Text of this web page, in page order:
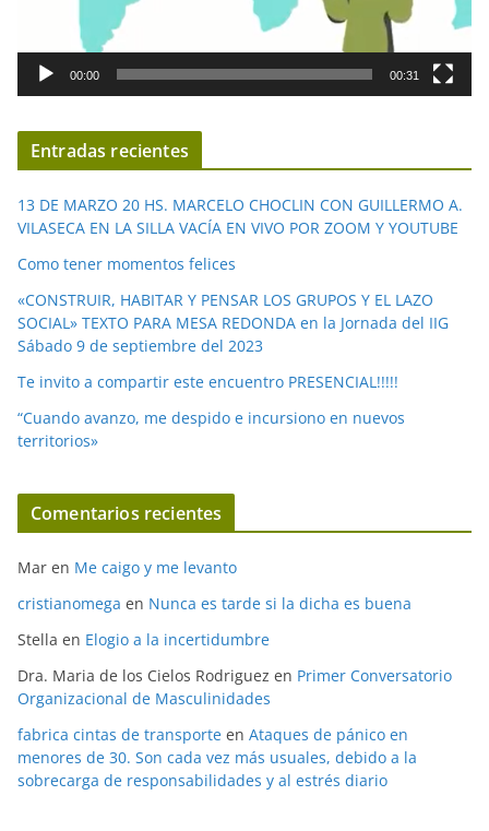
d
í
d
e
o
00:00 00:31
Entradas recientes
13 DE MARZO 20 HS. MARCELO CHOCLIN CON GUILLERMO A.
VILASECA EN LA SILLA VACÍA EN VIVO POR ZOOM Y YOUTUBE
Como tener momentos felices
«CONSTRUIR, HABITAR Y PENSAR LOS GRUPOS Y EL LAZO
SOCIAL» TEXTO PARA MESA REDONDA en la Jornada del IIG
Sábado 9 de septiembre del 2023
Te invito a compartir este encuentro PRESENCIAL!!!!!
“Cuando avanzo, me despido e incursiono en nuevos
territorios»
Comentarios recientes
Mar en Me caigo y me levanto
cristianomega en Nunca es tarde si la dicha es buena
Stella en Elogio a la incertidumbre
Dra. Maria de los Cielos Rodriguez en Primer Conversatorio
Organizacional de Masculinidades
fabrica cintas de transporte en Ataques de pánico en
menores de 30. Son cada vez más usuales, debido a la
sobrecarga de responsabilidades y al estrés diario